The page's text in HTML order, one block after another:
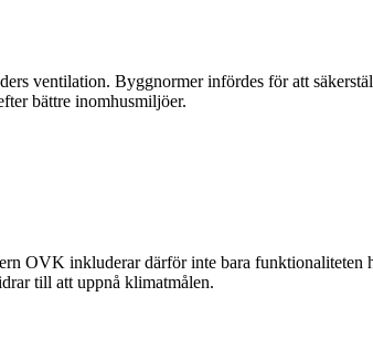
ventilation. Byggnormer infördes för att
bättre inomhusmiljöer.
OVK inkluderar därför inte bara funktionaliteten
till att uppnå klimatmålen.